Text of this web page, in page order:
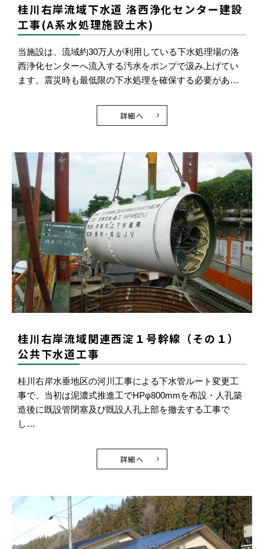
桂川右岸流域下水道 洛西浄化センター建設
工事(A系水処理施設土木)
当施設は、流域約30万人が利用している下水処理場の洛
西浄化センターへ流入する汚水をポンプで汲み上げてい
ます。震災時も最低限の下水処理を確保する必要があ…
詳細へ
桂川右岸流域関連西淀１号幹線（その１）
公共下水道工事
桂川右岸水垂地区の河川工事による下水管ルート変更工
事で、当初は泥濃式推進工でHPφ800mmを布設・人孔築
造後に既設管閉塞及び既設人孔上部を撤去する工事で
し…
詳細へ